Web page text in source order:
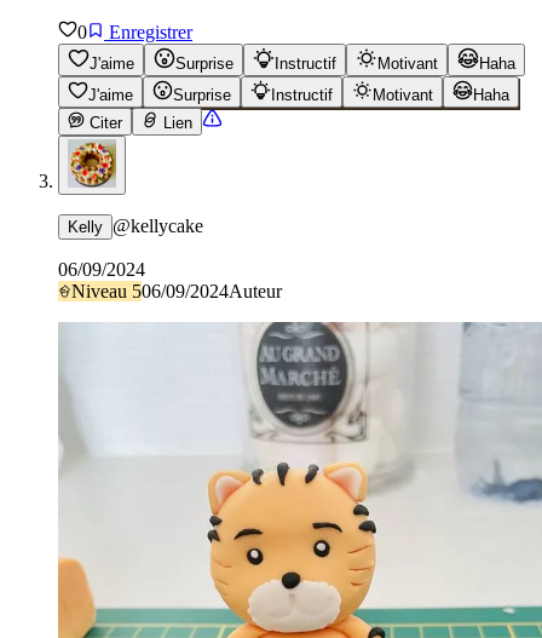
0 Enregistrer
J'aime Surprise Instructif Motivant
Haha
J'aime
Surprise Instructif Motivant
Haha
Citer
Lien
Kelly @kellycake
06/09/2024
Niveau 506/09/2024Auteur